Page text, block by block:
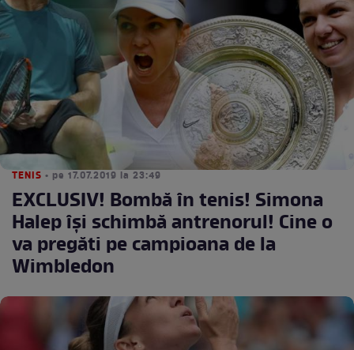
TENIS • pe 17.07.2019 la 23:49
EXCLUSIV! Bombă în tenis! Simona
Halep îşi schimbă antrenorul! Cine o
va pregăti pe campioana de la
Wimbledon